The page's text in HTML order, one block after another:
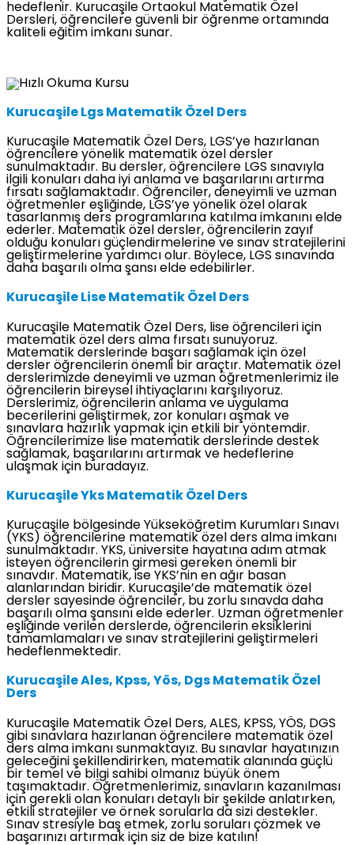
hedeflenir. Kurucaşile Ortaokul Matematik Özel
Dersleri, öğrencilere güvenli bir öğrenme ortamında
kaliteli eğitim imkanı sunar.
Kurucaşile Lgs Matematik Özel Ders
Kurucaşile Matematik Özel Ders, LGS’ye hazırlanan
öğrencilere yönelik matematik özel dersler
sunulmaktadır. Bu dersler, öğrencilere LGS sınavıyla
ilgili konuları daha iyi anlama ve başarılarını artırma
fırsatı sağlamaktadır. Öğrenciler, deneyimli ve uzman
öğretmenler eşliğinde, LGS’ye yönelik özel olarak
tasarlanmış ders programlarına katılma imkanını elde
ederler. Matematik özel dersler, öğrencilerin zayıf
olduğu konuları güçlendirmelerine ve sınav stratejilerini
geliştirmelerine yardımcı olur. Böylece, LGS sınavında
daha başarılı olma şansı elde edebilirler.
Kurucaşile Lise Matematik Özel Ders
Kurucaşile Matematik Özel Ders, lise öğrencileri için
matematik özel ders alma fırsatı sunuyoruz.
Matematik derslerinde başarı sağlamak için özel
dersler öğrencilerin önemli bir araçtır. Matematik özel
derslerimizde deneyimli ve uzman öğretmenlerimiz ile
öğrencilerin bireysel ihtiyaçlarını karşılıyoruz.
Derslerimiz, öğrencilerin anlama ve uygulama
becerilerini geliştirmek, zor konuları aşmak ve
sınavlara hazırlık yapmak için etkili bir yöntemdir.
Öğrencilerimize lise matematik derslerinde destek
sağlamak, başarılarını artırmak ve hedeflerine
ulaşmak için buradayız.
Kurucaşile Yks Matematik Özel Ders
Kurucaşile bölgesinde Yükseköğretim Kurumları Sınavı
(YKS) öğrencilerine matematik özel ders alma imkanı
sunulmaktadır. YKS, üniversite hayatına adım atmak
isteyen öğrencilerin girmesi gereken önemli bir
sınavdır. Matematik, ise YKS’nin en ağır basan
alanlarından biridir. Kurucaşile’de matematik özel
dersler sayesinde öğrenciler, bu zorlu sınavda daha
başarılı olma şansını elde ederler. Uzman öğretmenler
eşliğinde verilen derslerde, öğrencilerin eksiklerini
tamamlamaları ve sınav stratejilerini geliştirmeleri
hedeflenmektedir.
Kurucaşile Ales, Kpss, Yös, Dgs Matematik Özel
Ders
Kurucaşile Matematik Özel Ders, ALES, KPSS, YÖS, DGS
gibi sınavlara hazırlanan öğrencilere matematik özel
ders alma imkanı sunmaktayız. Bu sınavlar hayatınızın
geleceğini şekillendirirken, matematik alanında güçlü
bir temel ve bilgi sahibi olmanız büyük önem
taşımaktadır. Öğretmenlerimiz, sınavların kazanılması
için gerekli olan konuları detaylı bir şekilde anlatırken,
etkili stratejiler ve örnek sorularla da sizi destekler.
Sınav stresiyle baş etmek, zorlu soruları çözmek ve
başarınızı artırmak için siz de bize katılın!